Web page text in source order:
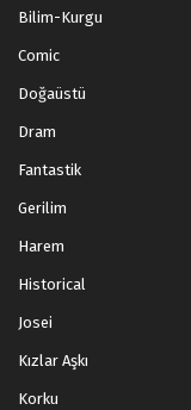
Bilim-Kurgu
Comic
Doğaüstü
Dram
Fantastik
Gerilim
Harem
Historical
Josei
Kızlar Aşkı
Korku